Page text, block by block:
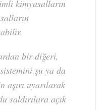
kimyasalların
bir diğeri,
şu ya da
aşırı uyarılarak
saldırılara açık